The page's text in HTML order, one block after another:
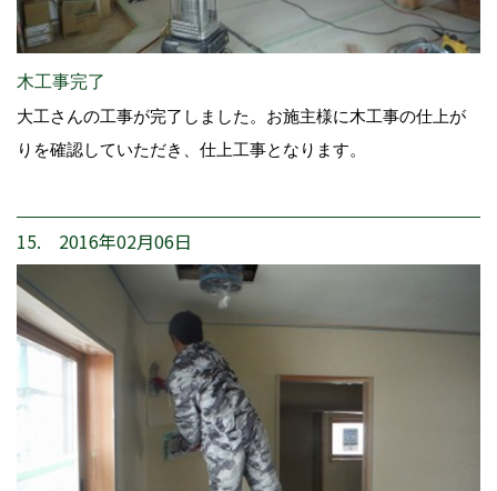
木工事完了
大工さんの工事が完了しました。お施主様に木工事の仕上が
りを確認していただき、仕上工事となります。
15. 2016年02月06日